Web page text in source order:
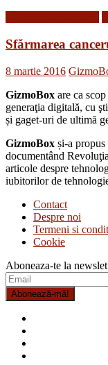
Sfărmarea
8 martie 2016
GizmoBox are ca
generaţia digitală, cu
și gaget-uri de ultimă
GizmoBox și-a propus
documentând
articole despre
iubitorilor de
Contact
Despre noi
Termeni si
Cookie
Aboneaza-te la